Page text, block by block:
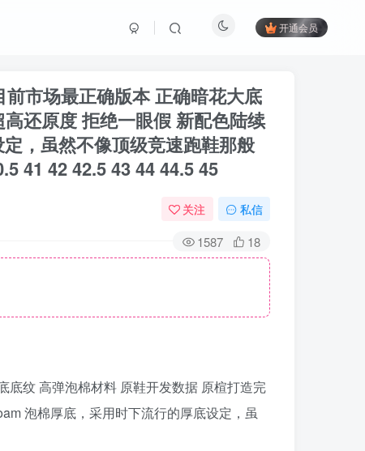
开通会员
市场最正确版本 正确暗花大底
还原度 拒绝一眼假 新配色陆续
，虽然不像顶级竞速跑鞋那般
41 42 42.5 43 44 44.5 45
关注 私信
1587 18
底纹 高弹泡棉材料 原鞋开发数据 原楦打造完
泡棉厚底，采用时下流行的厚底设定，虽